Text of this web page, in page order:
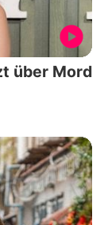
über Mord